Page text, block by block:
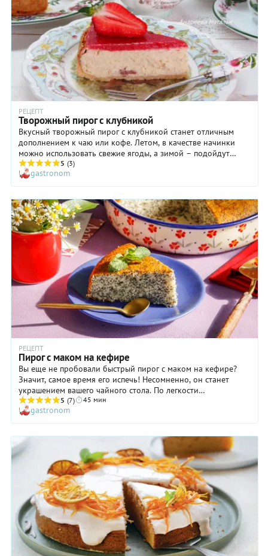
указанной в рецепте — только тогда пирог получится
идеальным! И не торопитесь вынимать пирог из формы,
пока он окончательно не остынет, дайте ему немного
окрепнуть.
РЕЦЕПТ
Творожный пирог с клубникой
Вкусный творожный пирог с клубникой станет отличным
дополнением к чаю или кофе. Летом, в качестве начинки
можно использовать свежие ягоды, а зимой – подойдут
замороженные. Пусть вас не пугает большое количество
ингредиентов и шагов в рецепте. Выпечка довольно простая,
так что с ней легко справится даже неопытный кулинар.
Корж из песочного теста нужно будет предварительно
подпечь в духовке, тогда он не отсыреет из-за жидкой
заливки. Творог лучше выбрать плотный и сухой. Жирность
не имеет значения. Обязательно взбейте начинку миксером,
тогда она получится воздушной и очень нежной, как крем.
Клубнику при необходимости замените на любую сезонную
ягоду, оставив несколько плодов для украшения. Если
хотите порадовать выпечкой гостей, испеките этот пирог
накануне, чтобы он успел застыть в холодильнике.
5 (3)
gastronom
РЕЦЕПТ
Пирог с маком на кефире
Вы еще не пробовали быстрый пирог с маком на кефире?
Значит, самое время его испечь! Несомненно, он станет
украшением вашего чайного стола. По легкости
приготовления и превосходному результату маковый пирог
на кефире похож на всеми любимую яблочную шарлотку.
Только для шарлотки надо очистить и нарезать яблоки, что
требует времени, а здесь в начинке только мак, который
нужно слегка запарить в горячей воде, пока взбиваете тесто.
Этот пирог — отличное пополнение копилки рецептов
выпечки на скорую руку. Тесто получается пышное, мягкое, а
зернышки мака приятно хрустят на зубах. Пеките и радуйте
своих близких!
5 (7) 45 мин
gastronom